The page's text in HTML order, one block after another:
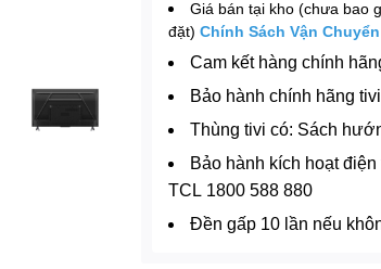
Giá bán tại kho (chưa bao
đặt)Chính Sách Vận
Cam kết hàng chính
Bảo hành chính hãng
Thùng tivi có: Sách
Bảo hành kích hoạt
TCL 1800 588 880
Đền gấp 10 lần nếu